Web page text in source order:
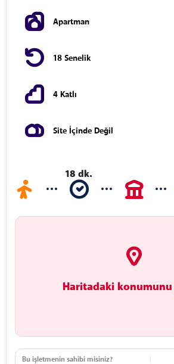
Apartman
18 Senelik
4 Katlı
Site İçinde Değil
18 dk.
Haritadaki
Bu işletmenin sahibi misiniz?